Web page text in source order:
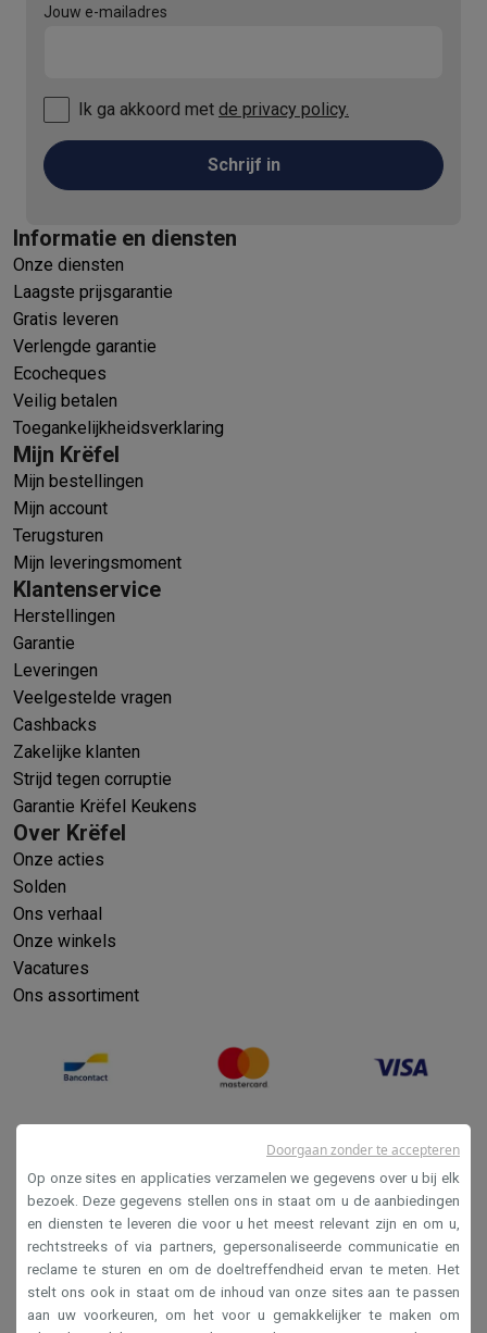
Jouw e-mailadres
Ik ga akkoord met de privacy policy.
Schrijf in
Informatie en diensten
Onze diensten
Laagste prijsgarantie
Gratis leveren
Verlengde garantie
Ecocheques
Veilig betalen
Toegankelijkheidsverklaring
Mijn Krëfel
Mijn bestellingen
Mijn account
Terugsturen
Mijn leveringsmoment
Klantenservice
Herstellingen
Garantie
Leveringen
Veelgestelde vragen
Cashbacks
Zakelijke klanten
Strijd tegen corruptie
Garantie Krëfel Keukens
Over Krëfel
Onze acties
Solden
Ons verhaal
Onze winkels
Vacatures
Ons assortiment
Verkoopsvoorwaarden
Privacy
Disclaimer
Op onze sites en applicaties verzamelen we gegevens over u bij elk
bezoek. Deze gegevens stellen ons in staat om u de aanbiedingen
en diensten te leveren die voor u het meest relevant zijn en om u,
rechtstreeks of via partners, gepersonaliseerde communicatie en
reclame te sturen en om de doeltreffendheid ervan te meten. Het
stelt ons ook in staat om de inhoud van onze sites aan te passen
aan uw voorkeuren, om het voor u gemakkelijker te maken om
Doorgaan zonder te accepteren